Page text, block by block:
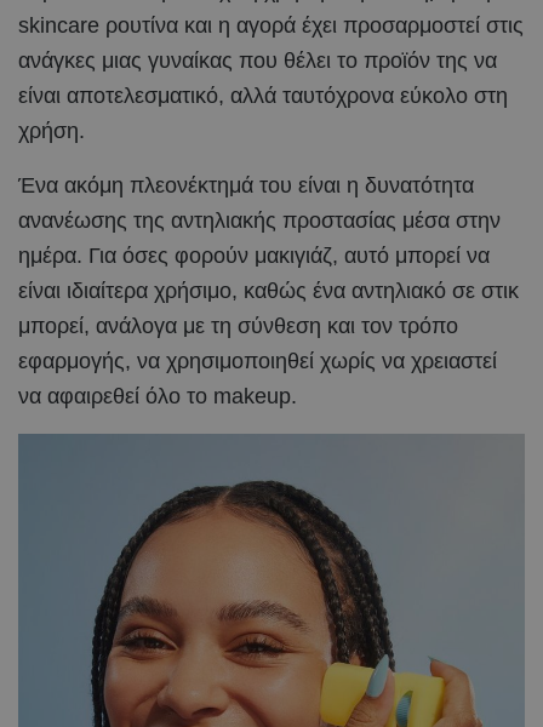
skincare ρουτίνα και η αγορά έχει προσαρμοστεί στις
ανάγκες μιας γυναίκας που θέλει το προϊόν της να
είναι αποτελεσματικό, αλλά ταυτόχρονα εύκολο στη
χρήση.
Ένα ακόμη πλεονέκτημά του είναι η δυνατότητα
ανανέωσης της αντηλιακής προστασίας μέσα στην
ημέρα. Για όσες φορούν μακιγιάζ, αυτό μπορεί να
είναι ιδιαίτερα χρήσιμο, καθώς ένα αντηλιακό σε στικ
μπορεί, ανάλογα με τη σύνθεση και τον τρόπο
εφαρμογής, να χρησιμοποιηθεί χωρίς να χρειαστεί
να αφαιρεθεί όλο το makeup.